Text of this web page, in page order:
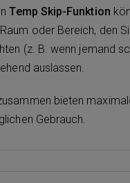
Temp Skip-Funktion
oder Bereich, den
(z. B. wenn jemand
auslassen.
bieten
Gebrauch.